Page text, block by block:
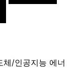
체/인공지능 에너